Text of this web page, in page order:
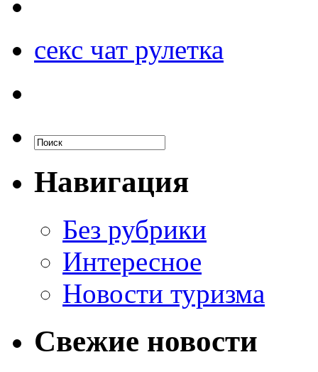
секс чат рулетка
Навигация
Без рубрики
Интересное
Новости туризма
Свежие новости